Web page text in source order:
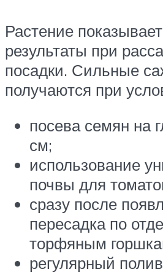
Растение
результаты при
посадки. Сильные
получаются при
посева семян на
см;
использование
почвы для
сразу после
пересадка по
торфяным
регулярный